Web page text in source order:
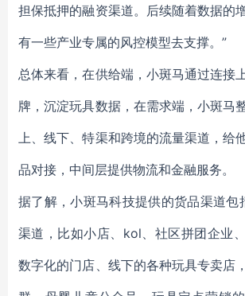
担保抵押的融资渠道。后续随着数据的
有一些产业专属的风控模型去支撑。”
总体来看，在供给端，小斑马通过连接
牌，沉淀玩具数据，在需求端，小斑马
上、线下、特渠和跨境的流量渠道，给
品对接，中间层提供物流和金融服务。
据了解，小斑马科技提供的货品渠道包
渠道，比如小店、kol、社区拼团企业、
数字化的门店、线下的各种玩具专卖店